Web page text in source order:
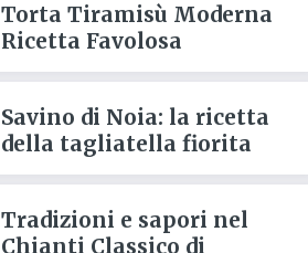
Torta Tiramisù Moderna
Ricetta Favolosa
Savino di Noia: la ricetta
della tagliatella fiorita
Tradizioni e sapori nel
Chianti Classico di